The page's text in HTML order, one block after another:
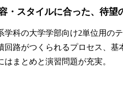
・スタイルに合った、待望
科の大学学部向け2単位用の
回路がつくられるプロセス、
まとめと演習問題が充実。